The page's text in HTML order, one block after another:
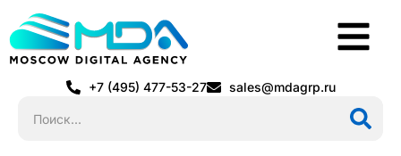
+7 (495) 477-53-27 sales@mdagrp.ru